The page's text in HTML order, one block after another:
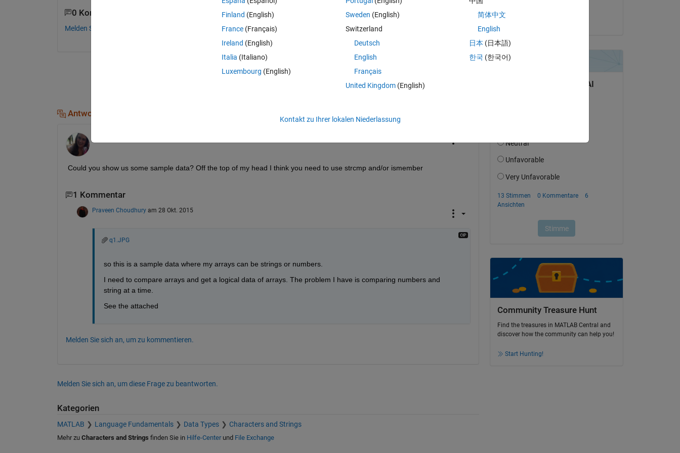
0 Kommentare
Melden Sie sich an, um zu kommentieren.
Melden Sie sich an, um diese Frage zu beantworten.
Weiterleiten Anmelden, um Aktivität zu verfolgen
Antworten (1)
Could you show us some sample data? Off the top of my head I think you need to use strcmp and/or ismember
1 Kommentar
Praveen Choudhury am 28 Okt. 2015
q1.JPG
so this is a sample data where my arrays can be strings or numbers.
I need to compare arrays and get a logical data of arrays. The problem I have is comparing numbers and
string at a time.
See the attached
Melden Sie sich an, um zu kommentieren.
Melden Sie sich an, um diese Frage zu beantworten.
Kategorien
MATLAB Language Fundamentals Data Types Characters and Strings
Mehr zu Characters and Strings finden Sie in Hilfe-Centerund File Exchange
am 28 Okt. 2015
Community Treasure Hunt
Find the treasures in MATLAB Central and
discover how the community can help you!
Start Hunting!
Finland (English)
France (Français)
Ireland (English)
Italia (Italiano)
Luxembourg (English)
Sweden (English)
Switzerland
Deutsch
English
Français
United Kingdom(English)
简体中文
English
日本 (日本語)
한국 (한국어)
Kontakt zu Ihrer lokalen Niederlassung